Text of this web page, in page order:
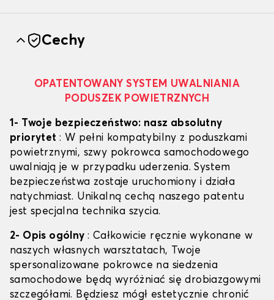
Cechy
OPATENTOWANY SYSTEM UWALNIANIA
PODUSZEK POWIETRZNYCH
1- Twoje bezpieczeństwo: nasz absolutny
priorytet: W pełni kompatybilny z poduszkami
powietrznymi, szwy pokrowca samochodowego
uwalniają je w przypadku uderzenia. System
bezpieczeństwa zostaje uruchomiony i działa
natychmiast. Unikalną cechą naszego patentu
jest specjalna technika szycia.
2- Opis ogólny : Całkowicie ręcznie wykonane w
naszych własnych warsztatach, Twoje
spersonalizowane pokrowce na siedzenia
samochodowe będą wyróżniać się drobiazgowymi
szczegółami. Będziesz mógł estetycznie chronić